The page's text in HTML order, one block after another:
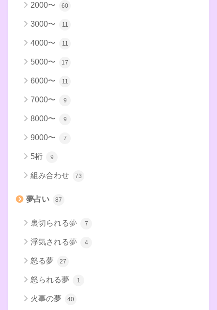
2000〜 60
3000〜 11
4000〜 11
5000〜 17
6000〜 11
7000〜 9
8000〜 9
9000〜 7
5桁 9
組み合わせ 73
夢占い 87
裏切られる夢 7
浮気される夢 4
怒る夢 27
怒られる夢 1
火事の夢 40